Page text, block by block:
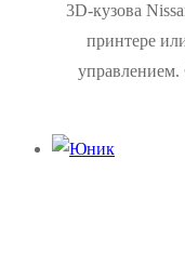
3D-кузова
принтере